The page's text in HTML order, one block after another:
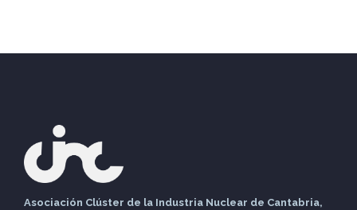
Asociación Clúster de la Industria Nuclear de Cantabria,